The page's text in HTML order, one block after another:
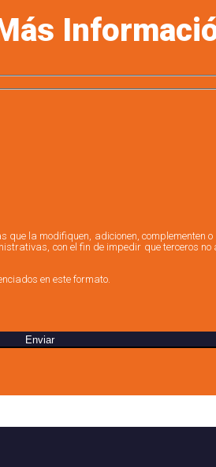
la modifiquen, adicionen,
con el fin de impedir que terceros
en este formato.